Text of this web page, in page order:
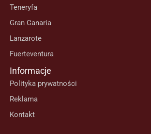
Teneryfa
Gran Canaria
Lanzarote
Fuerteventura
Informacje
Polityka prywatności
Reklama
Kontakt